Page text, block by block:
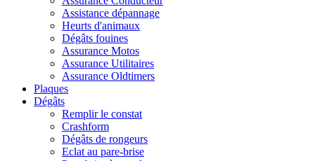
Assistance dépannage
Heurts d'animaux
Dégâts fouines
Assurance Motos
Assurance Utilitaires
Assurance Oldtimers
Plaques
Dégâts
Remplir le constat
Crashform
Dégâts de rongeurs
Eclat au pare-brise